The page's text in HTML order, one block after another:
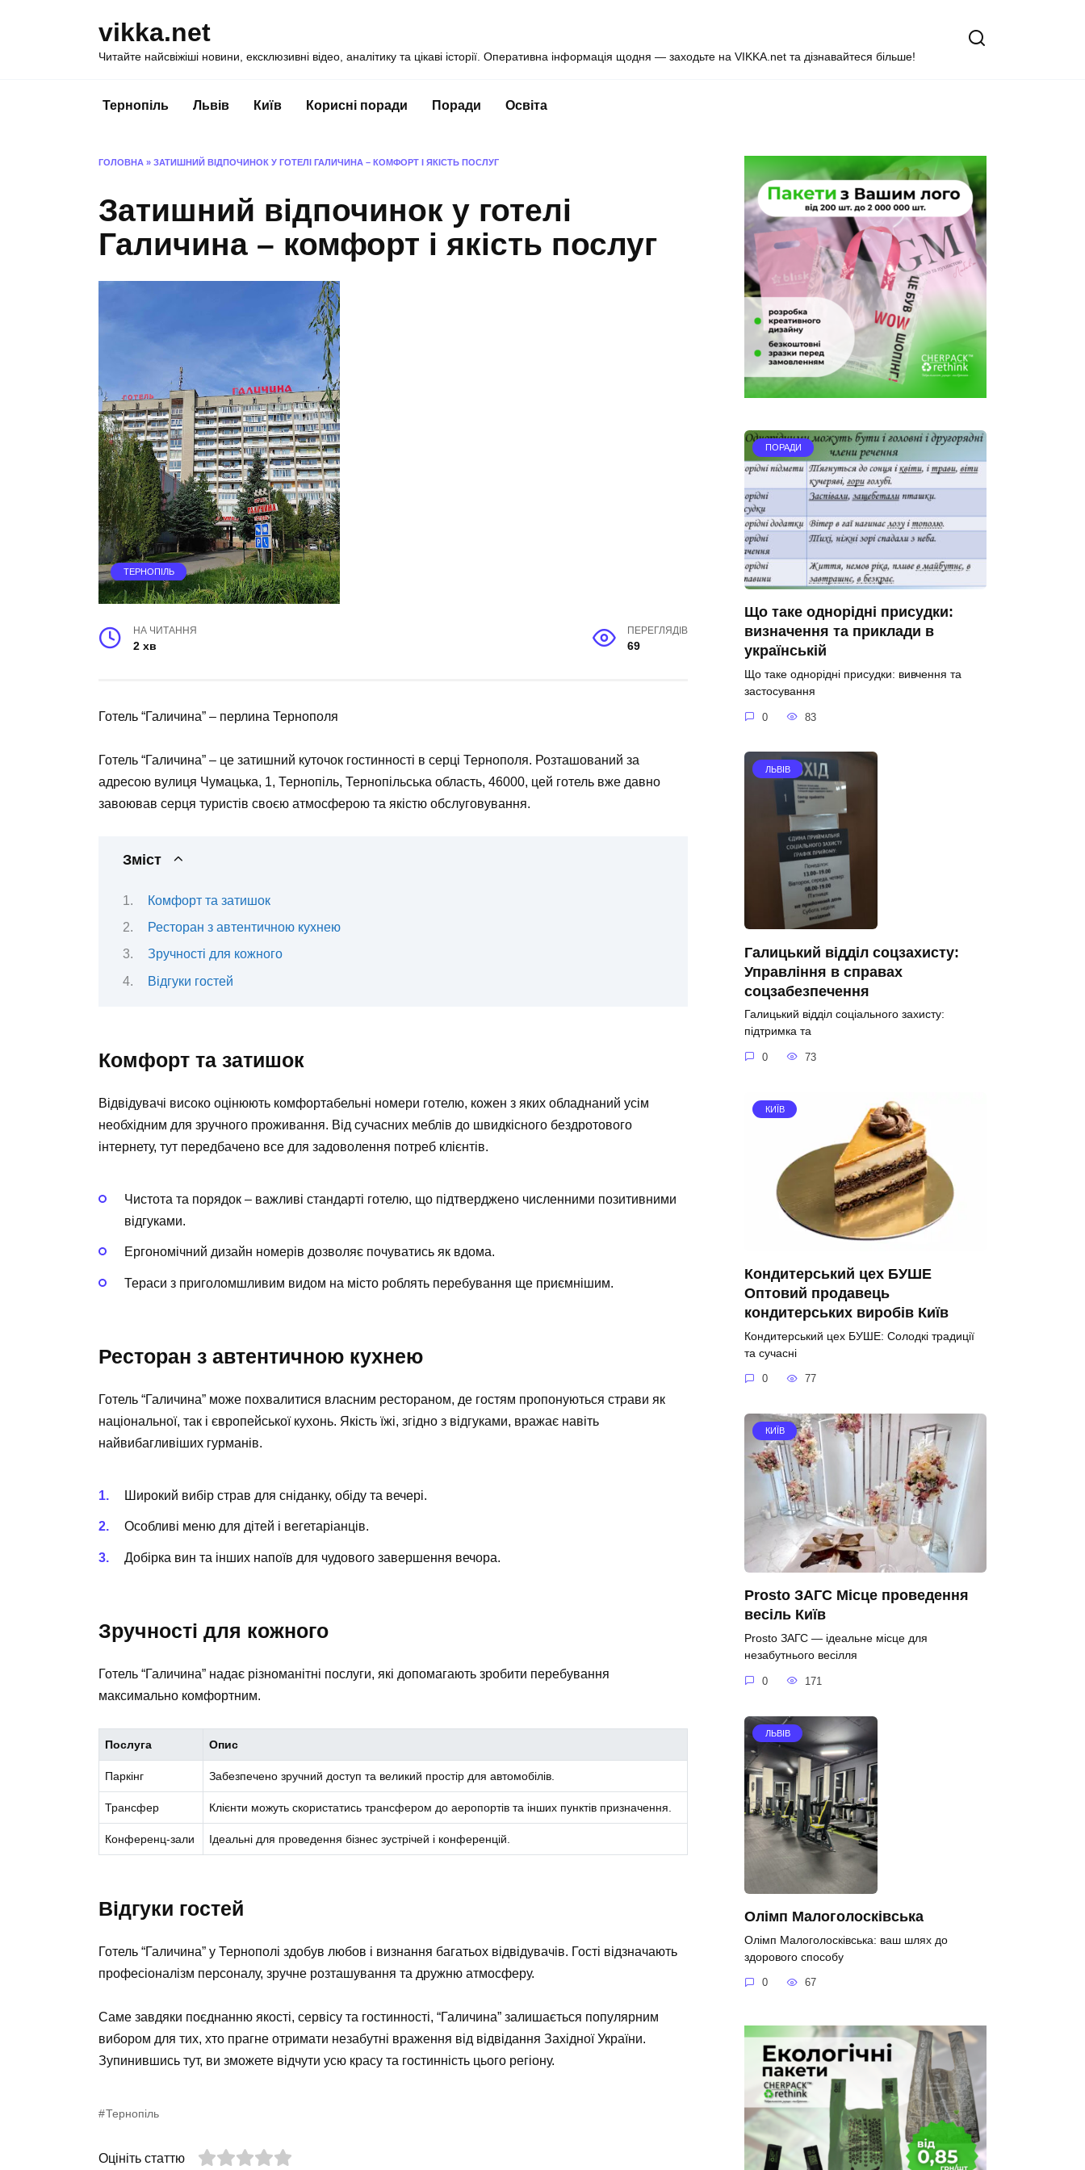
vikka.net
Читайте найсвіжіші новини, ексклюзивні відео, аналітику та цікаві історії. Оперативна інформація щодня — заходьте на VIKKA.net та дізнавайтеся більше!
Тернопіль Львів Київ Корисні поради Поради Освіта
ГОЛОВНА » ЗАТИШНИЙ ВІДПОЧИНОК У ГОТЕЛІ ГАЛИЧИНА – КОМФОРТ І ЯКІСТЬ ПОСЛУГ
Затишний відпочинок у готелі
Галичина – комфорт і якість послуг
ТЕРНОПІЛЬ
НА ЧИТАННЯ
2 хв
ПЕРЕГЛЯДІВ
69
Готель “Галичина” – перлина Тернополя
Готель “Галичина” – це затишний куточок гостинності в серці Тернополя. Розташований за
адресою вулиця Чумацька, 1, Тернопіль, Тернопільська область, 46000, цей готель вже давно
завоював серця туристів своєю атмосферою та якістю обслуговування.
Зміст
Комфорт та затишок
Ресторан з автентичною кухнею
Зручності для кожного
Відгуки гостей
Комфорт та затишок
Відвідувачі високо оцінюють комфортабельні номери готелю, кожен з яких обладнаний усім
необхідним для зручного проживання. Від сучасних меблів до швидкісного бездротового
інтернету, тут передбачено все для задоволення потреб клієнтів.
Чистота та порядок – важливі стандарті готелю, що підтверджено численними позитивними
відгуками.
Ергономічний дизайн номерів дозволяє почуватись як вдома.
Тераси з приголомшливим видом на місто роблять перебування ще приємнішим.
Ресторан з автентичною кухнею
Готель “Галичина” може похвалитися власним рестораном, де гостям пропонуються страви як
національної, так і європейської кухонь. Якість їжі, згідно з відгуками, вражає навіть
найвибагливіших гурманів.
Широкий вибір страв для сніданку, обіду та вечері.
Особливі меню для дітей і вегетаріанців.
Добірка вин та інших напоїв для чудового завершення вечора.
Зручності для кожного
Готель “Галичина” надає різноманітні послуги, які допомагають зробити перебування
максимально комфортним.
Послуга Опис
Паркінг Забезпечено зручний доступ та великий простір для автомобілів.
Трансфер Клієнти можуть скористатись трансфером до аеропортів та інших пунктів призначення.
Конференц-зали Ідеальні для проведення бізнес зустрічей і конференцій.
Відгуки гостей
Готель “Галичина” у Тернополі здобув любов і визнання багатьох відвідувачів. Гості відзначають
професіоналізм персоналу, зручне розташування та дружню атмосферу.
Саме завдяки поєднанню якості, сервісу та гостинності, “Галичина” залишається популярним
вибором для тих, хто прагне отримати незабутні враження від відвідання Західної України.
Зупинившись тут, ви зможете відчути усю красу та гостинність цього регіону.
Тернопіль
Оцініть статтю
ПОРАДИ
Що таке однорідні присудки:
визначення та приклади в
українській
Що таке однорідні присудки: вивчення та
застосування
0 83
ЛЬВІВ
Галицький відділ соцзахисту:
Управління в справах
соцзабезпечення
Галицький відділ соціального захисту:
підтримка та
0 73
КИЇВ
Кондитерський цех БУШЕ
Оптовий продавець
кондитерських виробів Київ
Кондитерський цех БУШЕ: Солодкі традиції
та сучасні
0 77
КИЇВ
Prosto ЗАГС Місце проведення
весіль Київ
Prosto ЗАГС — ідеальне місце для
незабутнього весілля
0 171
ЛЬВІВ
Олімп Малоголосківська
Олімп Малоголосківська: ваш шлях до
здорового способу
0 67